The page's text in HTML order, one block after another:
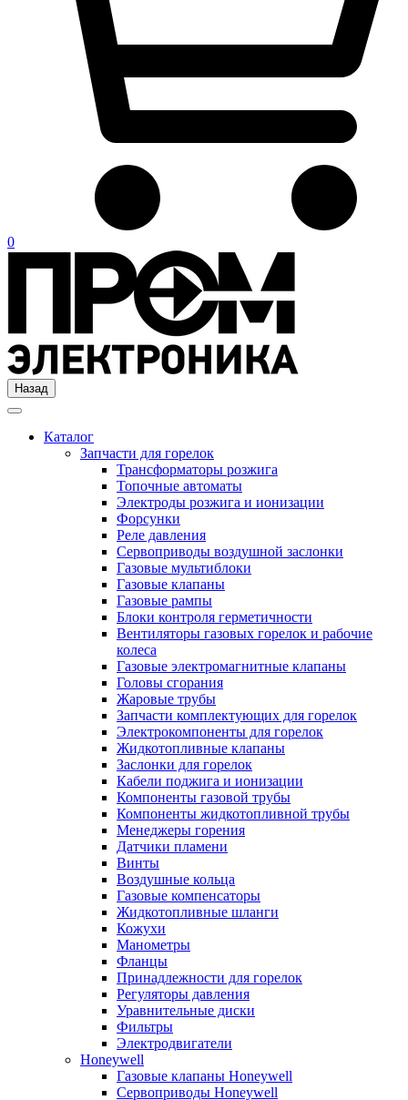
0
Назад
Каталог
Запчасти для горелок
Трансформаторы розжига
Топочные автоматы
Электроды розжига и ионизации
Форсунки
Реле давления
Сервоприводы воздушной заслонки
Газовые мультиблоки
Газовые клапаны
Газовые рампы
Блоки контроля герметичности
Вентиляторы газовых горелок и рабочие
колеса
Газовые электромагнитные клапаны
Головы сгорания
Жаровые трубы
Запчасти комплектующих для горелок
Электрокомпоненты для горелок
Жидкотопливные клапаны
Заслонки для горелок
Кабели поджига и ионизации
Компоненты газовой трубы
Компоненты жидкотопливной трубы
Менеджеры горения
Датчики пламени
Винты
Воздушные кольца
Газовые компенсаторы
Жидкотопливные шланги
Кожухи
Манометры
Фланцы
Принадлежности для горелок
Регуляторы давления
Уравнительные диски
Фильтры
Электродвигатели
Honeywell
Газовые клапаны Honeywell
Сервоприводы Honeywell